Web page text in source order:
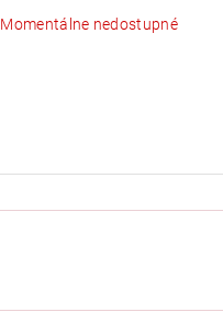
Momentálne nedostupné